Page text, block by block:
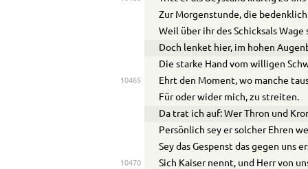
Zur Morgenstunde, die
Weil über ihr des Schicksals
Doch lenket hier, im hohen
Die starke Hand vom willigen
10465
Ehrt den Moment, wo manche
Für oder wider mich, zu streiten.
Da trat ich auf: Wer Thron und
Persönlich sey er solcher Ehren
Sey das Gespenst das gegen uns
10470
Sich Kaiser nennt, und Herr von